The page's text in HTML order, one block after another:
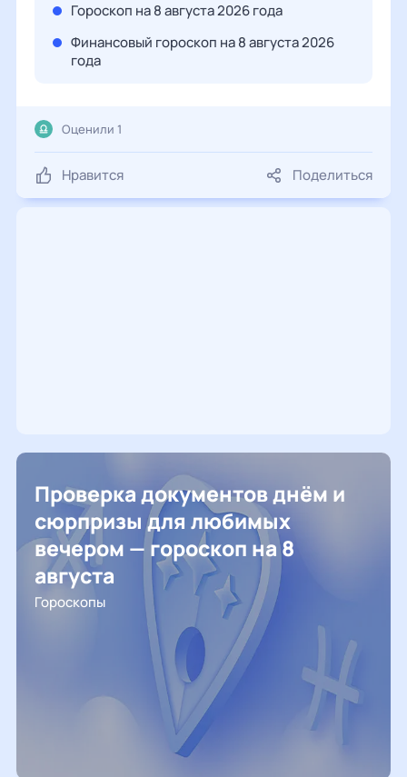
Гороскоп на 8 августа 2026 года
Финансовый гороскоп на 8 августа 2026
года
Нравится Поделиться
Оценили 1
Проверка документов днём и
сюрпризы для любимых
вечером — гороскоп на 8
августа
Гороскопы